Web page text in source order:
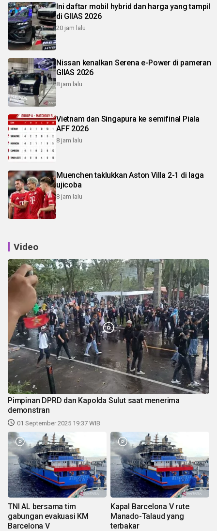
Ini daftar mobil hybrid dan harga yang tampil
di GIIAS 2026
20 jam lalu
Nissan kenalkan Serena e-Power di pameran
GIIAS 2026
8 jam lalu
Vietnam dan Singapura ke semifinal Piala
AFF 2026
8 jam lalu
Muenchen taklukkan Aston Villa 2-1 di laga
ujicoba
8 jam lalu
Video
Pimpinan DPRD dan Kapolda Sulut saat menerima
demonstran
01 September 2025 19:37 WIB
TNI AL bersama tim
gabungan evakuasi KM
Barcelona V
Kapal Barcelona V rute
Manado-Talaud yang
terbakar